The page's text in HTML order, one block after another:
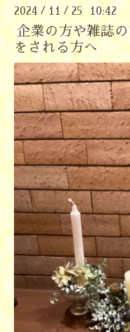
2024/11/25 10:42
企業の方や雑誌
をされる方へ